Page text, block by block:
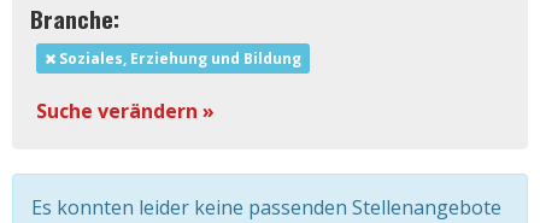
Branche:
Soziales, Erziehung und Bildung
Suche verändern »
Es konnten leider keine passenden Stellenangebote